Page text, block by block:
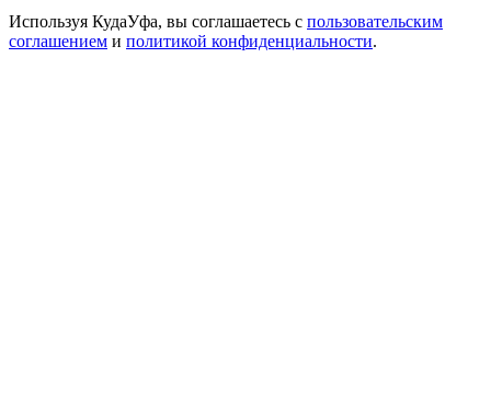
Используя КудаУфа, вы соглашаетесь с пользовательским
соглашением и политикой конфиденциальности.